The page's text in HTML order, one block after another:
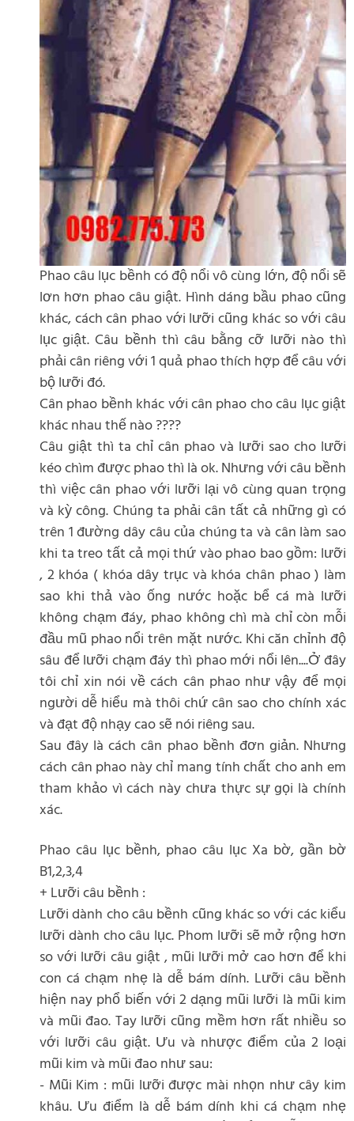
Phao câu lục bềnh có độ nổi vô cùng lớn, độ nổi sẽ
lơn hơn phao câu giật. Hình dáng bầu phao cũng
khác, cách cân phao với lưỡi cũng khác so với câu
lục giật. Câu bềnh thì câu bằng cỡ lưỡi nào thì
phải cân riêng với 1 quả phao thích hợp để câu với
bộ lưỡi đó.
Cân phao bềnh khác với cân phao cho câu lục giật
khác nhau thế nào ????
Câu giật thì ta chỉ cân phao và lưỡi sao cho lưỡi
kéo chìm được phao thì là ok. Nhưng với câu bềnh
thì việc cân phao với lưỡi lại vô cùng quan trọng
và kỳ công. Chúng ta phải cân tất cả những gì có
trên 1 đường dây câu của chúng ta và cân làm sao
khi ta treo tất cả mọi thứ vào phao bao gồm: lưỡi
, 2 khóa ( khóa dây trục và khóa chân phao ) làm
sao khi thả vào ống nước hoặc bể cá mà lưỡi
không chạm đáy, phao không chì mà chỉ còn mỗi
đầu mũ phao nổi trên mặt nước. Khi căn chỉnh độ
sâu để lưỡi chạm đáy thì phao mới nổi lên....Ở đây
tôi chỉ xin nói về cách cân phao như vậy để mọi
người dễ hiểu mà thôi chứ cân sao cho chính xác
và đạt độ nhạy cao sẽ nói riêng sau.
Sau đây là cách cân phao bềnh đơn giản. Nhưng
cách cân phao này chỉ mang tính chất cho anh em
tham khảo vì cách này chưa thực sự gọi là chính
xác.
Phao câu lục bềnh, phao câu lục Xa bờ, gần bờ
B1,2,3,4
+ Lưỡi câu bềnh :
Lưỡi dành cho câu bềnh cũng khác so với các kiểu
lưỡi dành cho câu lục. Phom lưỡi sẽ mở rộng hơn
so với lưỡi câu giật , mũi lưỡi mở cao hơn để khi
con cá chạm nhẹ là dễ bám dính. Lưỡi câu bềnh
hiện nay phổ biến với 2 dạng mũi lưỡi là mũi kim
và mũi đao. Tay lưỡi cũng mềm hơn rất nhiều so
với lưỡi câu giật. Ưu và nhược điểm của 2 loại
mũi kim và mũi đao như sau:
- Mũi Kim : mũi lưỡi được mài nhọn như cây kim
khâu. Ưu điểm là dễ bám dính khi cá chạm nhẹ